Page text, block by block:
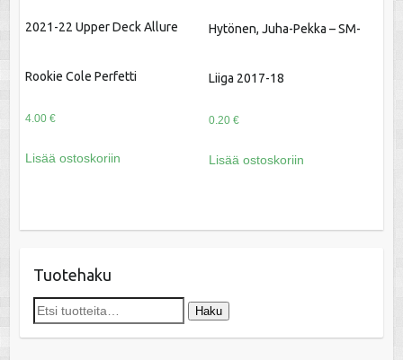
2021-22 Upper Deck Allure
Rookie Cole Perfetti
4.00 €
Lisää ostoskoriin
Hytönen, Juha-Pekka – SM-
Liiga 2017-18
0.20 €
Lisää ostoskoriin
Tuotehaku
Etsi: Haku